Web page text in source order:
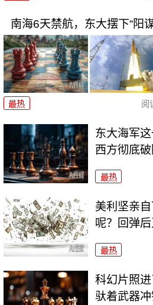
南海6天禁航，东大摆下“阳
最热 阅
东大海军
西方彻底破
最热
美利坚亲
呢？回弹
最热
科幻片照
驮着武器冲